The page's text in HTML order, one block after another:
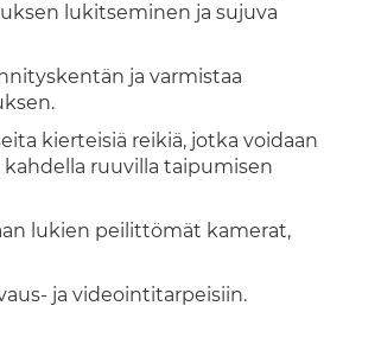
lukitseminen ja sujuva
ja varmistaa
kierteisiä reikiä, jotka voidaan
ruuvilla taipumisen
lukien peilittömät kamerat,
ja videointitarpeisiin.